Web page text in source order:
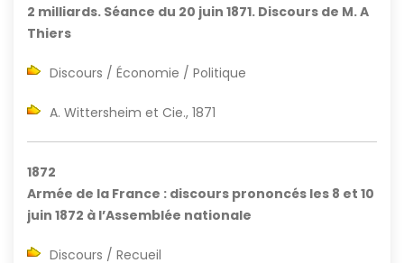
2 milliards. Séance du 20 juin 1871. Discours de M. A
Thiers
Discours / Économie / Politique
A. Wittersheim et Cie., 1871
1872
Armée de la France : discours prononcés les 8 et 10
juin 1872 à l’Assemblée nationale
Discours / Recueil